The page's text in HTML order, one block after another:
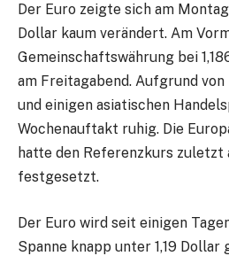
Der Euro zeigte sich am
Dollar kaum verändert. Am
Gemeinschaftswährung bei
am Freitagabend. Aufgrund
und einigen asiatischen
Wochenauftakt ruhig. Die
hatte den Referenzkurs zuletzt
festgesetzt.
Der Euro wird seit einigen
Spanne knapp unter 1,19 Dollar